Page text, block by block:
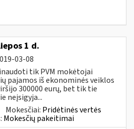
1 d.
03-08
tik PVM mokėtojai
pajamos iš ekonominės veiklos
300000 eurų, bet tik tie
neįsigyja...
Mokesčiai: Pridėtinės vertės
Mokesčių pakeitimai